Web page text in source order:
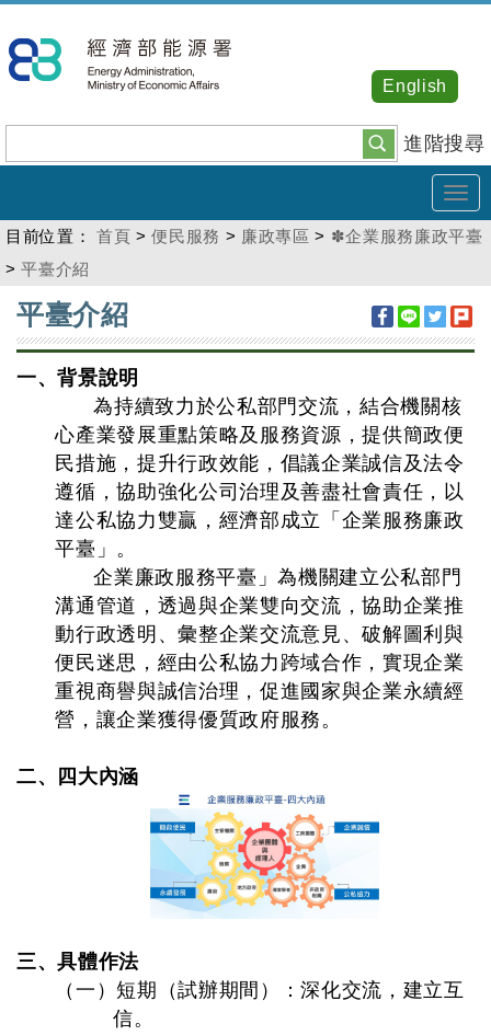
到
主
內
容
進階搜尋
English
目前位置： 首頁 >便民服務 > 廉政專區 > ✽企業服務廉政平臺
>平臺介紹
:::
平臺介紹
一、背景說明
為持續致力於公私部門交流，結合機關核
心產業發展重點策略及服務資源，提供簡政便
民措施，提升行政效能，倡議企業誠信及法令
遵循，協助強化公司治理及善盡社會責任，以
達公私協力雙贏，經濟部成立「企業服務廉政
平臺」。
企業廉政服務平臺」為機關建立公私部門
溝通管道，透過與企業雙向交流，協助企業推
動行政透明、彙整企業交流意見、破解圖利與
便民迷思，經由公私協力跨域合作，實現企業
重視商譽與誠信治理，促進國家與企業永續經
營，讓企業獲得優質政府服務。
二、四大內涵
三、具體作法
（一）短期（試辦期間）：深化交流，建立互
信。